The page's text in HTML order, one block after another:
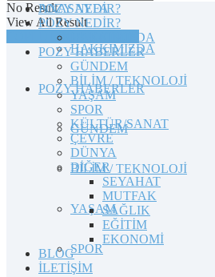
No Result
View All Result
TOPLULUĞA KATILIN
POZY NEDİR?
HAKKIMIZDA
POZY HABERLER
GÜNDEM
BİLİM / TEKNOLOJİ
YAŞAM
SPOR
ANASAYFA
POZY NEDİR?
HAKKIMIZDA
POZY HABERLER
GÜNDEM
BİLİM / TEKNOLOJİ
YAŞAM
SPOR
KÜLTÜR/SANAT
ÇEVRE
DÜNYA
DİĞER
SEYAHAT
MUTFAK
SAĞLIK
EĞİTİM
EKONOMİ
BLOG
İLETİŞİM